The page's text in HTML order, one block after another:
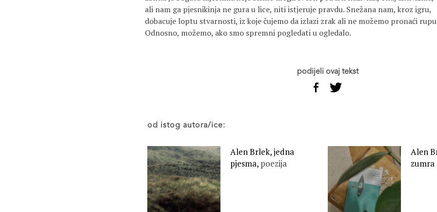
ali nam ga pjesnikinja ne gura u lice, niti istjeruje pravdu. Snežana nam, kroz igru,
dobacuje loptu stvarnosti, iz koje čujemo da izlazi zrak ali ne možemo pronaći
Odnosno, možemo, ako smo spremni pogledati u ogledalo.
podijeli ovaj tekst
od istog autora/ice:
Alen Brlek, jedna
pjesma, poezija
Alen
zumra